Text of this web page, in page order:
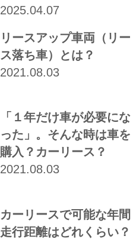
2025.04.07
リースアップ車両（リー
ス落ち車）とは？
2021.08.03
「１年だけ車が必要にな
った」。そんな時は車を
購入？カーリース？
2021.08.03
カーリースで可能な年間
走行距離はどれくらい？